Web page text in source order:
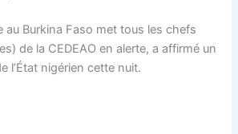
au Burkina Faso met tous les chefs
de la CEDEAO en alerte, a affirmé un
l’État nigérien cette nuit.